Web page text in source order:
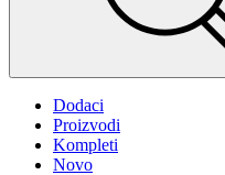
Dodaci
Proizvodi
Kompleti
Novo